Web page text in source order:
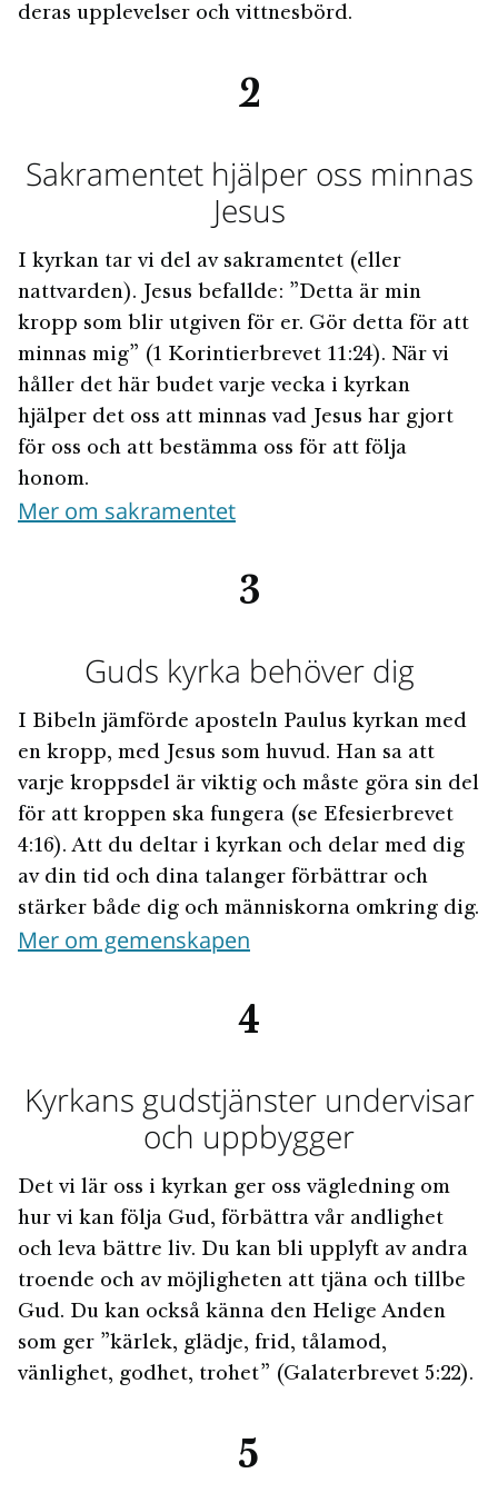
deras upplevelser och vittnesbörd.
2
Sakramentet hjälper oss minnas
Jesus
I kyrkan tar vi del av sakramentet (eller
nattvarden). Jesus befallde: ”Detta är min
kropp som blir utgiven för er. Gör detta för att
minnas mig” (1 Korintierbrevet 11:24). När vi
håller det här budet varje vecka i kyrkan
hjälper det oss att minnas vad Jesus har gjort
för oss och att bestämma oss för att följa
honom.
Mer om sakramentet
3
Guds kyrka behöver dig
I Bibeln jämförde aposteln Paulus kyrkan med
en kropp, med Jesus som huvud. Han sa att
varje kroppsdel är viktig och måste göra sin del
för att kroppen ska fungera (se Efesierbrevet
4:16). Att du deltar i kyrkan och delar med dig
av din tid och dina talanger förbättrar och
stärker både dig och människorna omkring dig.
Mer om gemenskapen
4
Kyrkans gudstjänster undervisar
och uppbygger
Det vi lär oss i kyrkan ger oss vägledning om
hur vi kan följa Gud, förbättra vår andlighet
och leva bättre liv. Du kan bli upplyft av andra
troende och av möjligheten att tjäna och tillbe
Gud. Du kan också känna den Helige Anden
som ger ”kärlek, glädje, frid, tålamod,
vänlighet, godhet, trohet” (Galaterbrevet 5:22).
5